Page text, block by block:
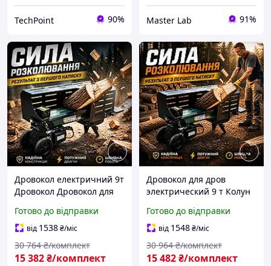
TechPoint 90% Master Lab 91%
Дровокол електричний 9т
Дровокол Дровокол для
Вт Колун гідравлічний
Дровокол для дому 230 В
Готово до відправки
від 1538₴/міс
15 382₴/комплект
30 764 ₴/комплект
Дровокол для дров
электрический 9 т Колун
Електричний колун для
дров Колун для дров Bass
Polska 2600 Вт
Готово до відправки
від 1548₴/міс
15 482₴/комплект
30 964 ₴/комплект